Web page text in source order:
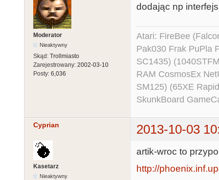
Moderator
Nieaktywny
Skąd: Trollmiasto
Zarejestrowany: 2002-03-10
Posty: 6,036
dodając np
Atari: FireBee
Pak030 Frak PuPla
SC1435)
RAM CosmosEx
SM125) (65XE
SkunkBoard
Cyprian 2013-10-03
Kasetarz
Nieaktywny
artik-wroc to
http://